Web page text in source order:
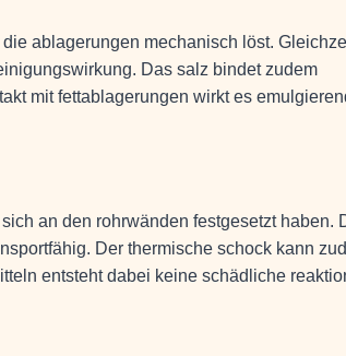
die ablagerungen mechanisch löst.
Das salz bindet zudem
mit fettablagerungen wirkt es
an den rohrwänden festgesetzt haben.
Der thermische schock kann
entsteht dabei keine schädliche